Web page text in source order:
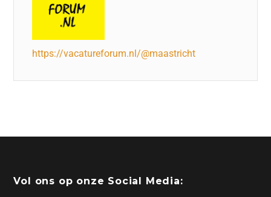
https://vacatureforum.nl/@maastricht
Vol ons op onze Social Media: